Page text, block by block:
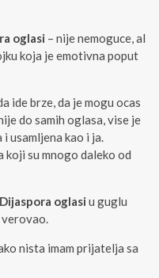
oglasi – nije nemoguce, al
koja je emotivna poput
ide brze, da je mogu ocas
do samih oglasa, vise je
usamljena kao i ja.
koji su mnogo daleko od
Dijaspora oglasi u guglu
nista imam prijatelja sa